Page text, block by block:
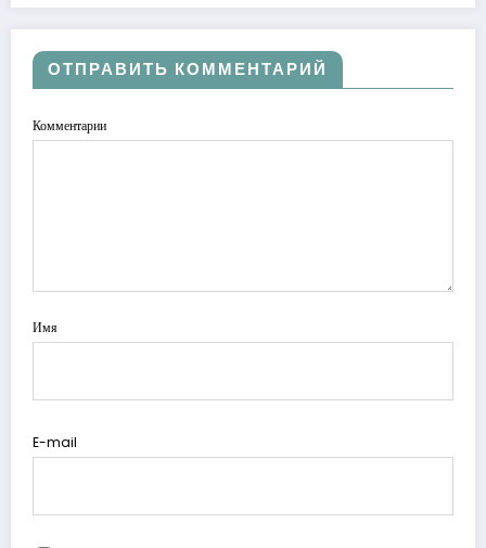
ОТПРАВИТЬ КОММЕНТАРИЙ
Комментарии
Имя
E-mail